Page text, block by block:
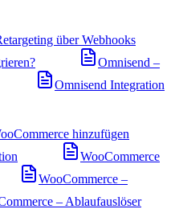
über Webhooks
Omnisend –
Omnisend Integration
hinzufügen
WooCommerce
WooCommerce –
– Ablaufauslöser